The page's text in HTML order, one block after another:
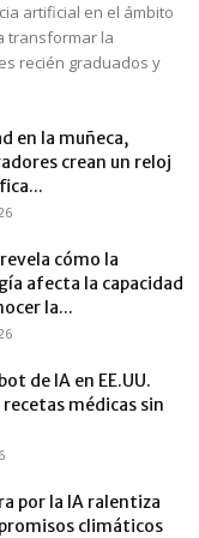
artificial en el ámbito
transformar la
recién graduados y
en la muñeca,
crean un reloj
cómo la
afecta la capacidad
la...
de IA en EE.UU.
recetas médicas sin
por la IA ralentiza
climáticos